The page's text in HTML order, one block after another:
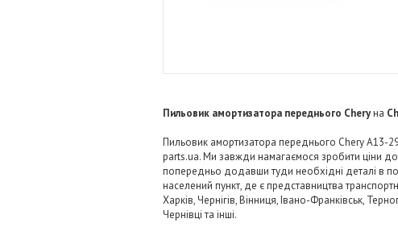
Пильовик амортизатора переднього Cheryна
Пильовик амортизатора переднього Chery A13-
parts.ua. Ми завжди намагаємося зробити ціни
попередньо додавши туди необхідні деталі в
населений пункт, де є представництва
Харків, Чернігів, Вінниця, Івано-Франківськ,
Чернівці та інші.